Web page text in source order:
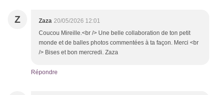
Z Zaza 20/05/2026 12:01
Coucou Mireille.<br /> Une belle collaboration de ton petit
monde et de balles photos commentées à ta façon. Merci <br
/> Bises et bon mercredi. Zaza
Répondre